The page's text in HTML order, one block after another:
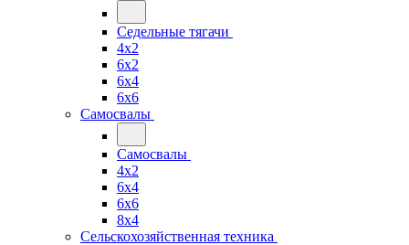
Седельные тягачи
4x2
6x2
6x4
6x6
Самосвалы
Самосвалы
4x2
6x4
6x6
8x4
Сельскохозяйственная техника